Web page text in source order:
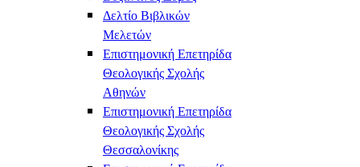
Δελτίο Βιβλικών
Μελετών
Επιστημονική Επετηρίδα
Θεολογικής Σχολής
Αθηνών
Επιστημονική Επετηρίδα
Θεολογικής Σχολής
Θεσσαλονίκης